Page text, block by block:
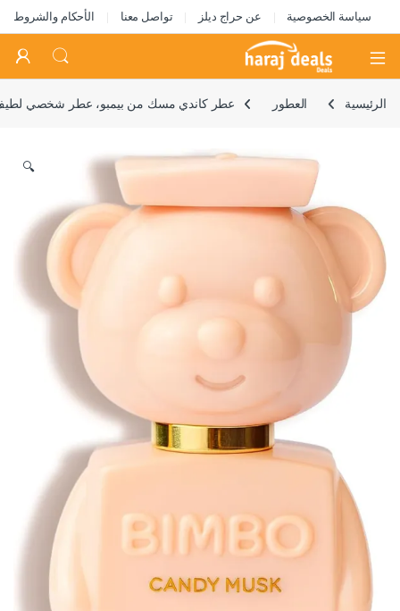
سياسة الخصوصية عن حراج ديلز تواصل معنا الأحكام والشروط
Open
الرئيسية العطور عطر كاندي مسك من بيمبو، عطر شخصي لطيف
🔍